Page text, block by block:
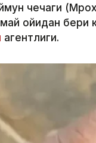
чечаги
ойидан бери
агентлиги.